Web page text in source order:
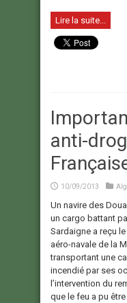
Lire la suite...
anti-
10/09/2013
Un navire des
un cargo battant
Sardaigne a reçu
aéro-navale de la
transportant une
incendié par ses
l’intervention du
que le feu a pu